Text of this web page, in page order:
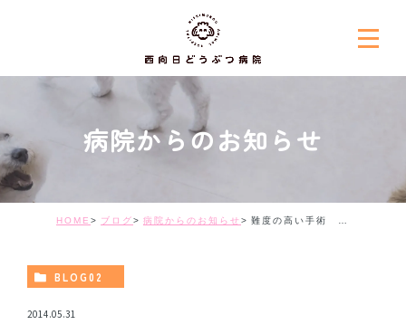
病院からのお知らせ
HOME ブログ 病院からのお知らせ 難度の高い手術 ～その１～
BLOG02
2014.05.31